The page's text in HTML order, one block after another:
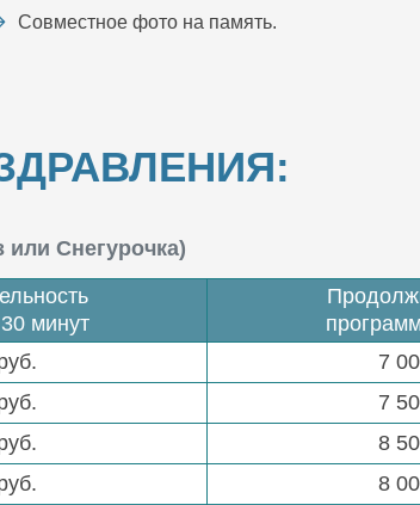
Совместное фото на память.
Снегурочка)
минут
7
7
8
8